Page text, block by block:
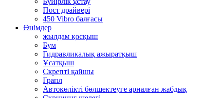
Пост драйвері
450 Vibro балғасы
Өнімдер
жылдам қосқыш
Бум
Гидравликалық ажыратқыш
Ұсатқыш
Скрепті қайшы
Грапл
Автокөлікті бөлшектеуге арналған жабдық